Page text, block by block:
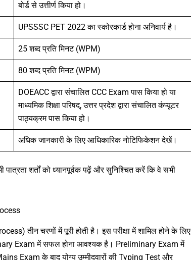
बोर्ड से उत्तीर्ण किया हो।
UPSSSC PET 2022 का स्कोरकार्ड होना अनिवार्य है।
25 शब्द प्रति मिनट (WPM)
80 शब्द प्रति मिनट (WPM)
DOEACC द्वारा संचालित CCC Exam पास किया हो या
माध्यमिक शिक्षा परिषद्, उत्तर प्रदेश द्वारा संचालित कंप्यूटर
पाठ्यक्रम पास किया हो।
अधिक जानकारी के लिए आधिकारिक नोटिफिकेशन देखें।
शर्तों को ध्यानपूर्वक पढ़ें और सुनिश्चित करें कि वे सभी
तीन चरणों में पूरी होती है। इस परीक्षा में शामिल होने के लिए
Exam में सफल होना आवश्यक है। Preliminary Exam में
Exam के बाद योग्य उम्मीदवारों की Typing Test और